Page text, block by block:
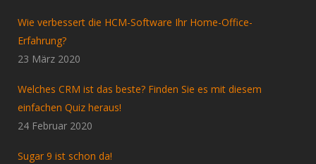
Wie verbessert die HCM-Software Ihr Home-Office-
Erfahrung?
23 März 2020
Welches CRM ist das beste? Finden Sie es mit diesem
einfachen Quiz heraus!
24 Februar 2020
Sugar 9 ist schon da!